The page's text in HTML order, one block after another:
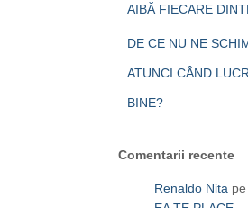
AIBĂ FIECARE
DE CE NU NE
ATUNCI CÂND
BINE?
Comentarii recente
Renaldo Nita pe